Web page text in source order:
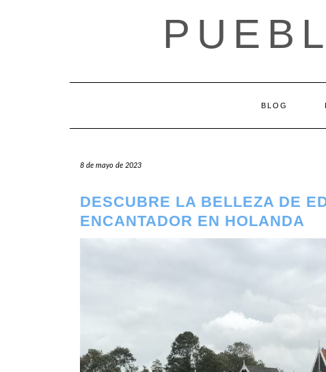
BLOG
8 de mayo de 2023
DESCUBRE LA BELLEZA DE
ENCANTADOR EN HOLANDA